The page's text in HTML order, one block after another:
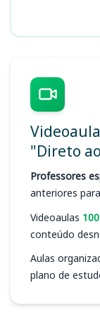
"Direto
Professores
anteriores
Videoaulas
conteúdo
Aulas
plano de